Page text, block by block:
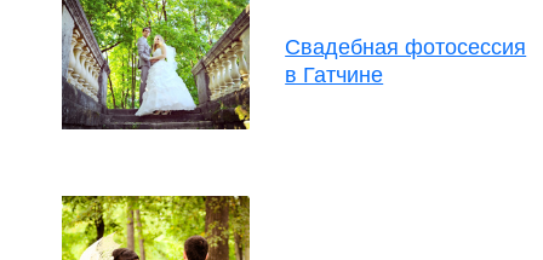
Свадебная фотосессия
в Гатчине